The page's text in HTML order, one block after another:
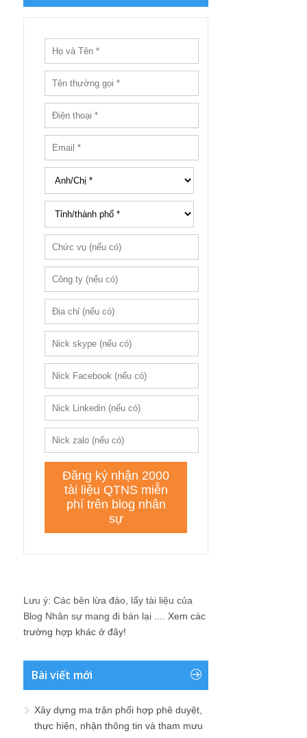
Lưu ý: Các bên lừa đảo, lấy tài liệu của
Blog Nhân sự mang đi bán lại .... Xem các
trường hợp khác ở đây!
Bài viết mới
Xây dựng ma trận phối hợp phê duyệt,
thực hiện, nhận thông tin và tham mưu